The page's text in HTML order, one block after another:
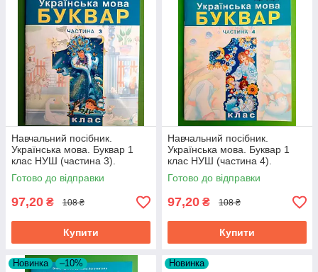
Навчальний посібник.
Українська мова. Буквар 1
клас НУШ (частина 3).
М.Чумарна. Богдан
Готово до відправки
97,20 ₴ 108 ₴
Купити
Навчальний посібник.
Українська мова. Буквар 1
клас НУШ (частина 4).
М.Чумарна. Богдан
Готово до відправки
97,20 ₴ 108 ₴
Купити
Новинка –10% Новинка